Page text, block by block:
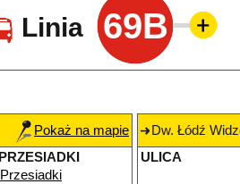
Linia 69B
Pokaż na mapie
PRZESIADKI
Przesiadki
Dw. Łódź
ULICA